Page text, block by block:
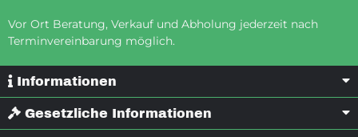
Vor Ort Beratung, Verkauf und Abholung jederzeit nach
Terminvereinbarung möglich.
Informationen
Gesetzliche Informationen